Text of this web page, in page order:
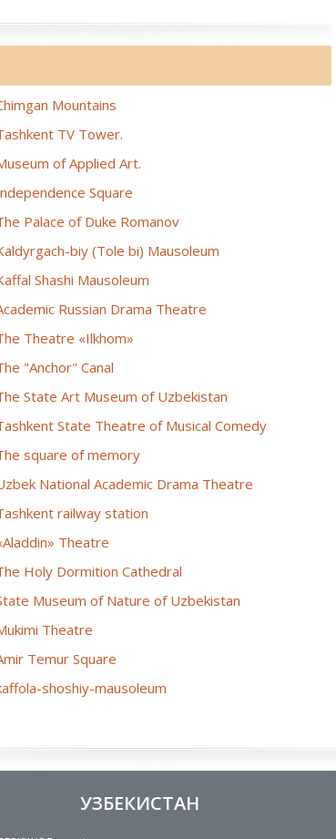
Mountains
TV Tower.
of Applied Art.
Square
Palace of Duke Romanov
biy (Tole bi) Mausoleum
Shashi Mausoleum
Russian Drama Theatre
Theatre «Ilkhom»
"Anchor" Canal
State Art Museum of Uzbekistan
State Theatre of Musical Comedy
square of memory
National Academic Drama Theatre
railway station
Theatre
Holy Dormition Cathedral
Museum of Nature of Uzbekistan
Theatre
Temur Square
shoshiy-mausoleum
УЗБЕКИСТАН